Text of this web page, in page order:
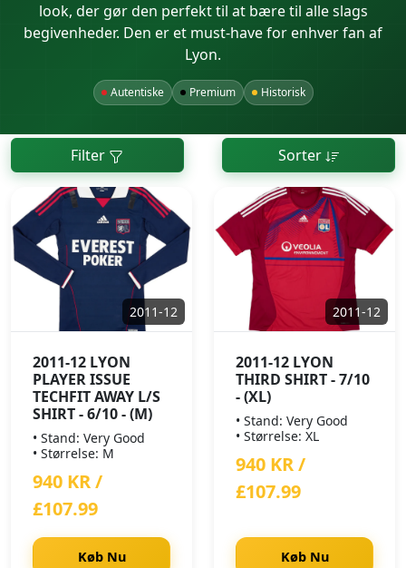
look, der gør den perfekt til at bære til alle slags
begivenheder. Den er et must-have for enhver fan af
Lyon.
Autentiske Premium Historisk
Filter Sorter
2011-12
2011-12 LYON
PLAYER ISSUE
TECHFIT AWAY L/S
SHIRT - 6/10 - (M)
• Stand: Very Good
• Størrelse: M
940 KR /
£107.99
Køb Nu
2011-12
2011-12 LYON
THIRD SHIRT - 7/10
- (XL)
• Stand: Very Good
• Størrelse: XL
940 KR /
£107.99
Køb Nu